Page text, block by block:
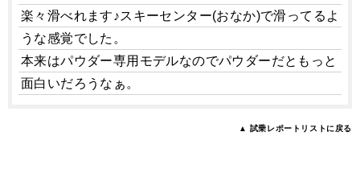
楽々滑べれます♪スキーセンター(おなか)で滑ってるよ
うな感覚でした。
本来はパウダー専用モデルなのでパウダーだともっと
面白いだろうなぁ。
▲ 試乗レポートリストに戻る